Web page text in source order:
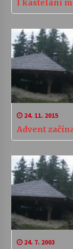
I kasteláni
24. 11. 2015
Advent
24. 7. 2003